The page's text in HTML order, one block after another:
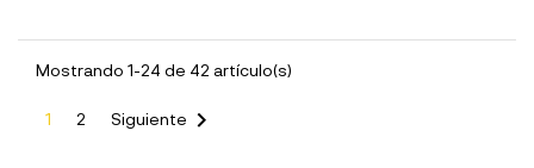
Mostrando 1-24 de 42 artículo(s)
1 2 Siguiente 